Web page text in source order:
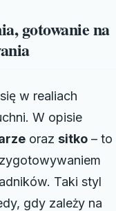
gotowanie na
w realiach
W opisie
oraz sitko – to
Taki styl
gdy zależy na